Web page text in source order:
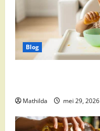
Blog
Mathilda mei 29, 2026